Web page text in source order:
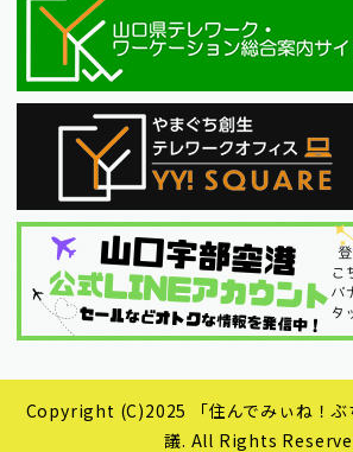
Copyright (C)2025 「住んでみぃね！ぶ
議. All Rights